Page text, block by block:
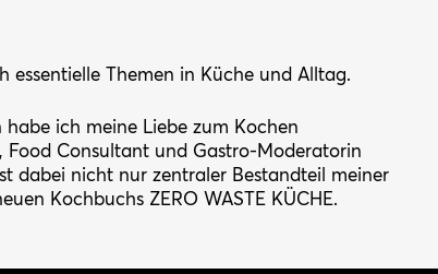
essentielle Themen in Küche und Alltag.
ich meine Liebe zum Kochen
Consultant und Gastro-Moderatorin
dabei nicht nur zentraler Bestandteil meiner
Kochbuchs ZERO WASTE KÜCHE.